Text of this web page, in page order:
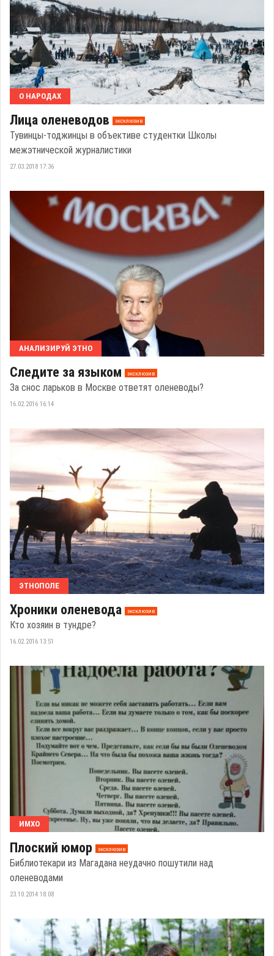
О НАРОДАХ
Лица оленеводов эксклюзив
Тувинцы-тоджинцы в объективе студентки Школы
межэтнической журналистики
27.03.2018 17:36
АНАЛИЗИРУЙ ЭТНО
Следите за языком эксклюзив
За снос ларьков в Москве ответят оленеводы?
16.02.2016 16:14
ЭТНОПОЛЕ
Хроники оленевода эксклюзив
Кто хозяин в тундре?
16.02.2016 13:51
ИМХО
Плоский юмор эксклюзив
Библиотекари из Магадана неудачно пошутили над
оленеводами
23.10.2014 18:08